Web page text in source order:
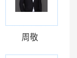
周敬